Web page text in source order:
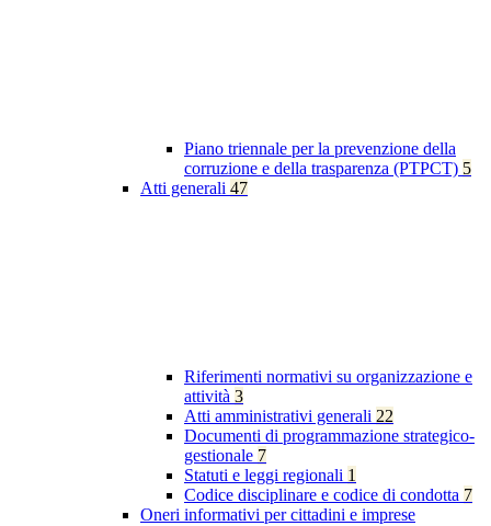
Piano triennale per la prevenzione della
corruzione e della trasparenza (PTPCT) 5
Atti generali 47
Riferimenti normativi su organizzazione e
attività 3
Atti amministrativi generali 22
Documenti di programmazione strategico-
gestionale 7
Statuti e leggi regionali 1
Codice disciplinare e codice di condotta 7
Oneri informativi per cittadini e imprese